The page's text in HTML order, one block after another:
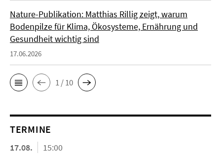
Nature-Publikation: Matthias Rillig zeigt, warum
Bodenpilze für Klima, Ökosysteme, Ernährung und
Gesundheit wichtig sind
17.06.2026
1 / 10
TERMINE
17.08.
15:00